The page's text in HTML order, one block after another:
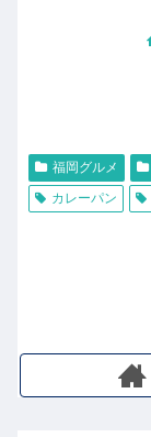
福岡グルメ
カレーパン